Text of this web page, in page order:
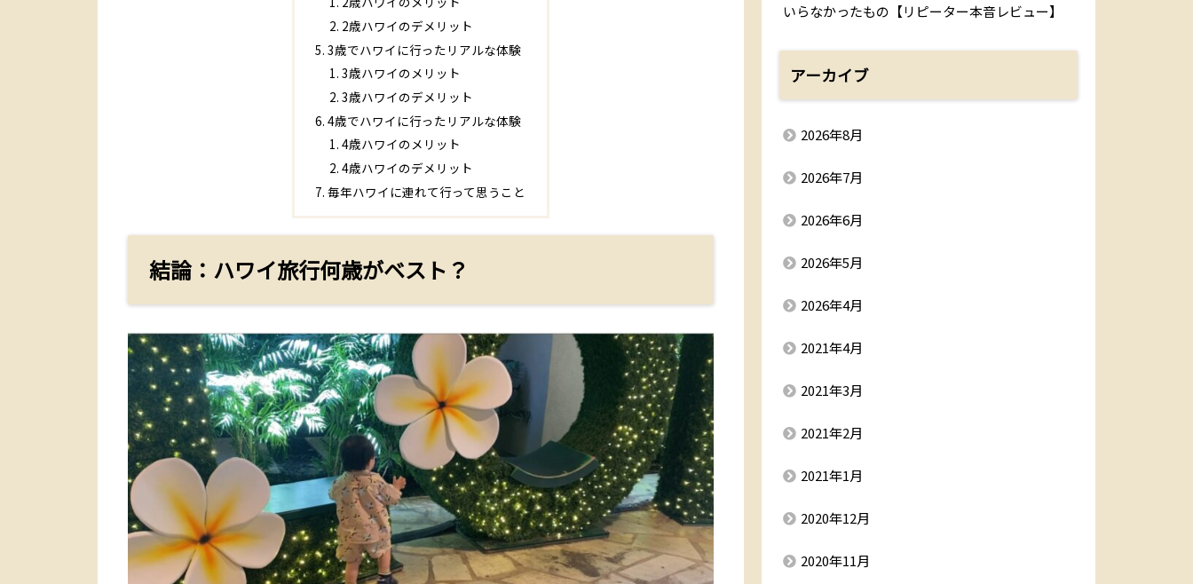
2歳ハワイのデメリット
3歳でハワイに行ったリアルな体験
3歳ハワイのメリット
3歳ハワイのデメリット
4歳でハワイに行ったリアルな体験
4歳ハワイのメリット
4歳ハワイのデメリット
毎年ハワイに連れて行って思うこと
結論：ハワイ旅行何歳がベスト？
いらなかったもの【リピーター本音レビュー】
アーカイブ
2026年8月
2026年7月
2026年6月
2026年5月
2026年4月
2021年4月
2021年3月
2021年2月
2021年1月
2020年12月
2020年11月